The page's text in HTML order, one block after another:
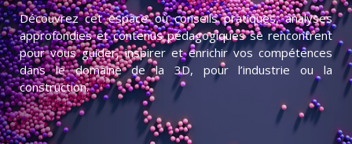
Découvrez cet espace où conseils pratiques, analyses
approfondies et contenus pédagogiques se rencontrent
pour vous guider, inspirer et enrichir vos compétences
dans le domaine de la 3D, pour l’industrie ou la
construction.